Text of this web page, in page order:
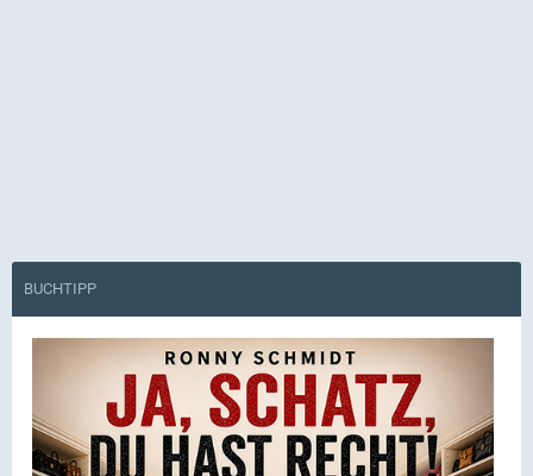
BUCHTIPP